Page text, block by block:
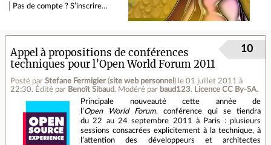
Pas de compte ? S’inscrire…
Appel à propositions de conférences
techniques pour l’Open World Forum 2011
Posté par Stefane Fermigier (site web personnel ) le 01 juillet 2011 à
22:30. Édité par Benoît Sibaud. Modéré par baud123. Licence CC By‑SA.
10
Principale nouveauté cette année de
l’Open World Forum, conférence qui se tiendra
du 22 au 24 septembre 2011 à Paris : plusieurs
sessions consacrées explicitement à la technique, à
l’attention des développeurs et architectes